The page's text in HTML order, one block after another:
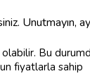
Unutmayın,
olabilir. Bu
fiyatlarla sahip